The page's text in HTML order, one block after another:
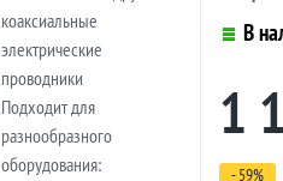
коаксиальные
электрические
проводники
Подходит для
разнообразного
оборудования:
В
1
- 59%